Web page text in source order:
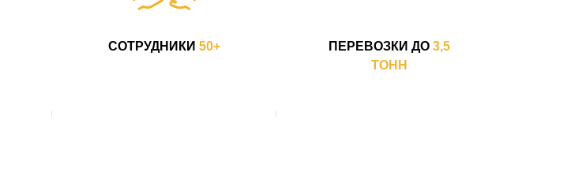
СОТРУДНИКИ 50+ ПЕРЕВОЗКИ ДО 3,5
ТОНН